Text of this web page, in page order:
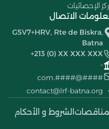
الإحصائيات
الاتصال
G5V7+HRV, Rte de Biskra,
Batna
+213 (0) XX XXX XXX
-
####@####.com
contact@lrf-batna.org
الشروط و الأحكام